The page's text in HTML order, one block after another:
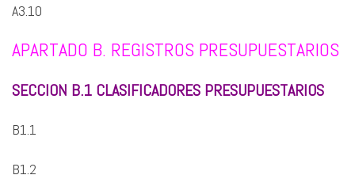
A3.10
APARTADO B. REGISTROS PRESUPUESTARIOS
SECCION B.1 CLASIFICADORES PRESUPUESTARIOS
B1.1
B1.2